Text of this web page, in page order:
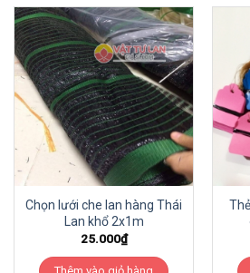
Chọn lưới che lan hàng Thái
Lan khổ 2x1m
25.000₫